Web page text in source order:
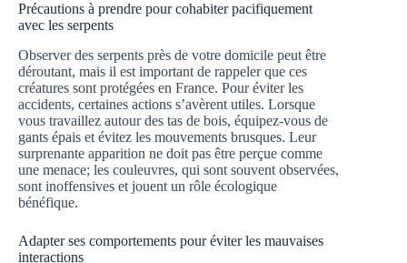
Précautions à prendre pour cohabiter pacifiquement
avec les serpents
Observer des serpents près de votre domicile peut être
déroutant, mais il est important de rappeler que ces
créatures sont protégées en France. Pour éviter les
accidents, certaines actions s’avèrent utiles. Lorsque
vous travaillez autour des tas de bois, équipez-vous de
gants épais et évitez les mouvements brusques. Leur
surprenante apparition ne doit pas être perçue comme
une menace; les couleuvres, qui sont souvent observées,
sont inoffensives et jouent un rôle écologique
bénéfique.
Adapter ses comportements pour éviter les mauvaises
interactions